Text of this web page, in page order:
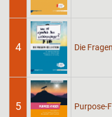
4 Die
5 Purpose-